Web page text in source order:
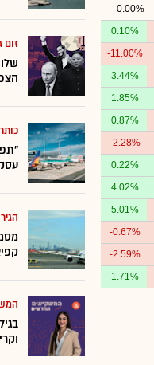
0.00%
0.10%
-11.00%
3.44%
1.85%
0.87%
-2.28%
0.22%
4.02%
5.01%
-0.67%
-2.59%
1.71%
זום